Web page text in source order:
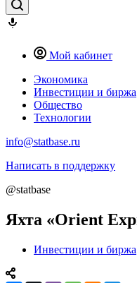
Мой кабинет
Экономика
Инвестиции и биржа
Общество
Технологии
info@statbase.ru
Написать в поддержку
@statbase
Яхта «Orient
Инвестиции и биржа